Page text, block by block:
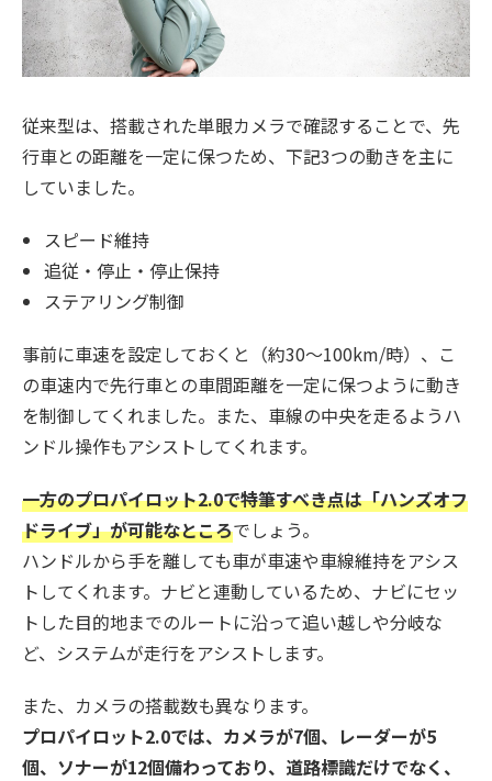
従来型は、搭載された単眼カメラで確認することで、先
行車との距離を一定に保つため、下記3つの動きを主に
していました。
スピード維持
追従・停止・停止保持
ステアリング制御
事前に車速を設定しておくと（約30〜100km/時）、こ
の車速内で先行車との車間距離を一定に保つように動き
を制御してくれました。また、車線の中央を走るようハ
ンドル操作もアシストしてくれます。
一方のプロパイロット2.0で特筆すべき点は「ハンズオフ
ドライブ」が可能なところでしょう。
ハンドルから手を離しても車が車速や車線維持をアシス
トしてくれます。ナビと連動しているため、ナビにセッ
トした目的地までのルートに沿って追い越しや分岐な
ど、システムが走行をアシストします。
また、カメラの搭載数も異なります。
プロパイロット2.0では、カメラが7個、レーダーが5
個、ソナーが12個備わっており、道路標識だけでなく、